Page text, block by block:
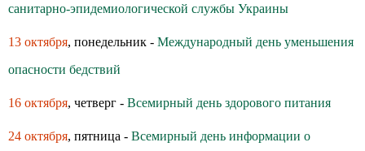
санитарно-эпидемиологической службы Украины
13 октября, понедельник - Международный день уменьшения
опасности бедствий
16 октября, четверг - Всемирный день здoрoвoгo питания
24 октября, пятница - Всемирный день информации о